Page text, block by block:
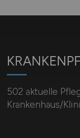
502 aktuelle
Krankenhaus/